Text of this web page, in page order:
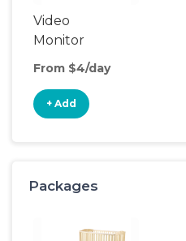
Video
Monitor
From $4/day
+ Add
Packages